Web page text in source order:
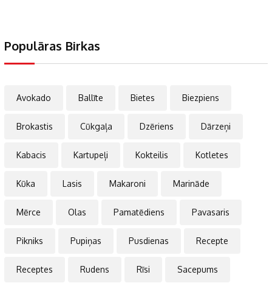
Populāras Birkas
Avokado Ballīte Bietes Biezpiens
Brokastis Cūkgaļa Dzēriens Dārzeņi
Kabacis Kartupeļi Kokteilis Kotletes
Kūka Lasis Makaroni Marināde
Mērce Olas Pamatēdiens Pavasaris
Pikniks Pupiņas Pusdienas Recepte
Receptes Rudens Rīsi Sacepums